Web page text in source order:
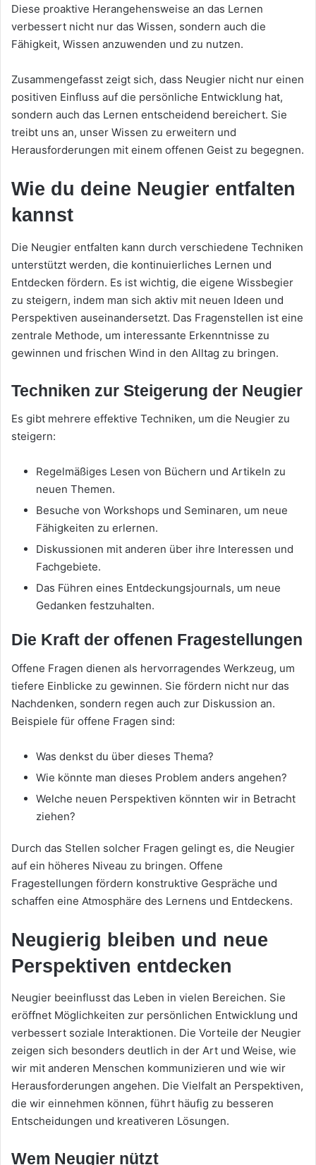
Diese proaktive Herangehensweise an das Lernen
verbessert nicht nur das Wissen, sondern auch die
Fähigkeit, Wissen anzuwenden und zu nutzen.
Zusammengefasst zeigt sich, dass Neugier nicht nur einen
positiven Einfluss auf die persönliche Entwicklung hat,
sondern auch das Lernen entscheidend bereichert. Sie
treibt uns an, unser Wissen zu erweitern und
Herausforderungen mit einem offenen Geist zu begegnen.
Wie du deine Neugier entfalten
kannst
Die Neugier entfalten kann durch verschiedene Techniken
unterstützt werden, die kontinuierliches Lernen und
Entdecken fördern. Es ist wichtig, die eigene Wissbegier
zu steigern, indem man sich aktiv mit neuen Ideen und
Perspektiven auseinandersetzt. Das Fragenstellen ist eine
zentrale Methode, um interessante Erkenntnisse zu
gewinnen und frischen Wind in den Alltag zu bringen.
Techniken zur Steigerung der Neugier
Es gibt mehrere effektive Techniken, um die Neugier zu
steigern:
Regelmäßiges Lesen von Büchern und Artikeln zu
neuen Themen.
Besuche von Workshops und Seminaren, um neue
Fähigkeiten zu erlernen.
Diskussionen mit anderen über ihre Interessen und
Fachgebiete.
Das Führen eines Entdeckungsjournals, um neue
Gedanken festzuhalten.
Die Kraft der offenen Fragestellungen
Offene Fragen dienen als hervorragendes Werkzeug, um
tiefere Einblicke zu gewinnen. Sie fördern nicht nur das
Nachdenken, sondern regen auch zur Diskussion an.
Beispiele für offene Fragen sind:
Was denkst du über dieses Thema?
Wie könnte man dieses Problem anders angehen?
Welche neuen Perspektiven könnten wir in Betracht
ziehen?
Durch das Stellen solcher Fragen gelingt es, die Neugier
auf ein höheres Niveau zu bringen. Offene
Fragestellungen fördern konstruktive Gespräche und
schaffen eine Atmosphäre des Lernens und Entdeckens.
Neugierig bleiben und neue
Perspektiven entdecken
Neugier beeinflusst das Leben in vielen Bereichen. Sie
eröffnet Möglichkeiten zur persönlichen Entwicklung und
verbessert soziale Interaktionen. Die Vorteile der Neugier
zeigen sich besonders deutlich in der Art und Weise, wie
wir mit anderen Menschen kommunizieren und wie wir
Herausforderungen angehen. Die Vielfalt an Perspektiven,
die wir einnehmen können, führt häufig zu besseren
Entscheidungen und kreativeren Lösungen.
Wem Neugier nützt